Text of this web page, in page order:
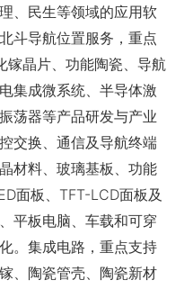
、民生等领域的应用软
斗导航位置服务，重点
镓晶片、功能陶瓷、导航
集成微系统、半导体激
荡器等产品研发与产业
交换、通信及导航终端
材料、玻璃基板、功能
面板、TFT-LCD面板及
平板电脑、车载和可穿
。集成电路，重点支持
、陶瓷管壳、陶瓷新材